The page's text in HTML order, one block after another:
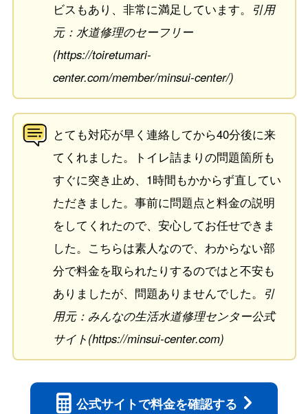
ビスもあり、非常に満足しています。 引用
元：水道修理のセーフリー
(https://toiretumari-
center.com/member/minsui-center/)
とても対応が早く連絡してから40分後に来
てくれました。トイレ詰まりの問題箇所も
すぐに突き止め、1時間もかからず直してい
ただきました。事前に問題点と料金の説明
をしてくれたので、安心してお任せできま
した。こちらは素人なので、わからない部
分で料金を取られたりするのではと不安も
ありましたが、問題ありませんでした。 引
用元：みんなの生活水道修理センター公式
サイト(https://minsui-center.com)
公式サイトで料金を確認する